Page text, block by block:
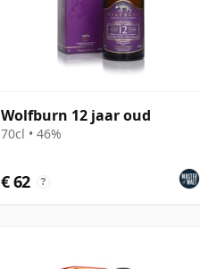
Wolfburn 12 jaar oud
70cl • 46%
€ 62 ?